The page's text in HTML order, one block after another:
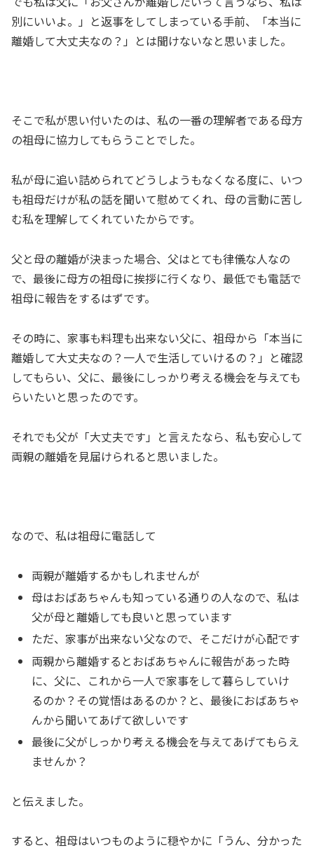
別にいいよ。」と返事をしてしまっている手前、「本当に
離婚して大丈夫なの？」とは聞けないなと思いました。
そこで私が思い付いたのは、私の一番の理解者である母方
の祖母に協力してもらうことでした。
私が母に追い詰められてどうしようもなくなる度に、いつ
も祖母だけが私の話を聞いて慰めてくれ、母の言動に苦し
む私を理解してくれていたからです。
父と母の離婚が決まった場合、父はとても律儀な人なの
で、最後に母方の祖母に挨拶に行くなり、最低でも電話で
祖母に報告をするはずです。
その時に、家事も料理も出来ない父に、祖母から「本当に
離婚して大丈夫なの？一人で生活していけるの？」と確認
してもらい、父に、最後にしっかり考える機会を与えても
らいたいと思ったのです。
それでも父が「大丈夫です」と言えたなら、私も安心して
両親の離婚を見届けられると思いました。
なので、私は祖母に電話して
両親が離婚するかもしれませんが
母はおばあちゃんも知っている通りの人なので、私は
父が母と離婚しても良いと思っています
ただ、家事が出来ない父なので、そこだけが心配です
両親から離婚するとおばあちゃんに報告があった時
に、父に、これから一人で家事をして暮らしていけ
るのか？その覚悟はあるのか？と、最後におばあちゃ
んから聞いてあげて欲しいです
最後に父がしっかり考える機会を与えてあげてもらえ
ませんか？
と伝えました。
すると、祖母はいつものように穏やかに「うん、分かった